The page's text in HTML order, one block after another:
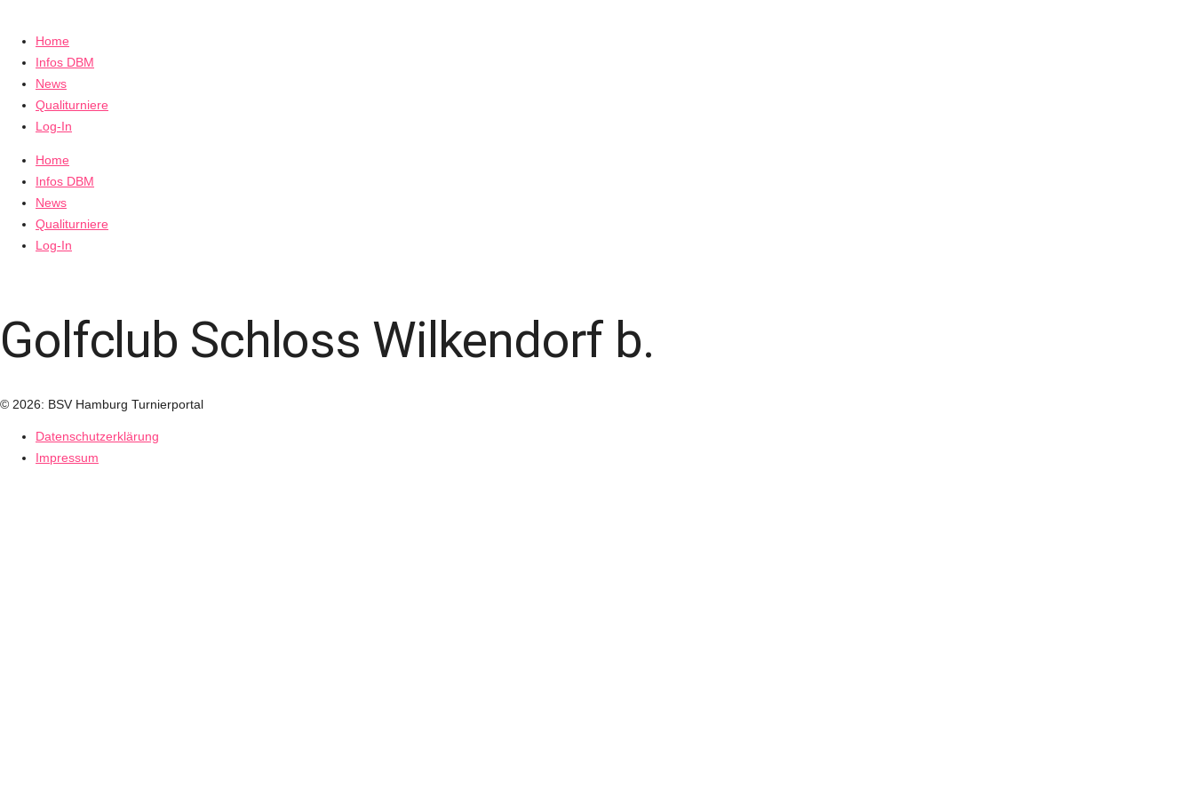
Home
Infos DBM
News
Qualiturniere
Log-In
Home
Infos DBM
News
Qualiturniere
Log-In
Golfclub Schloss Wilkendorf b.
© 2026: BSV Hamburg Turnierportal
Datenschutzerklärung
Impressum